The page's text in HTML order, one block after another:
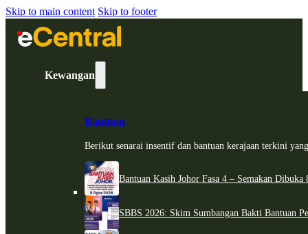
Skip to main content Skip to footer
Kewangan
Bantuan
Berikut senarai insentif dan bantuan kerajaan terkini
Bantuan Kasih Johor Fasa 4 – Semakan
SBBS 2026: Skim Sumbangan Bakti Bantuan